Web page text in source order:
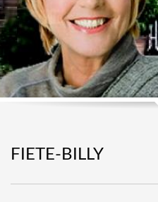
FIETE-BILLY